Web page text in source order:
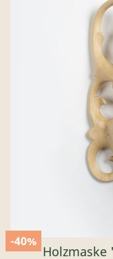
Holzmaske
-40%